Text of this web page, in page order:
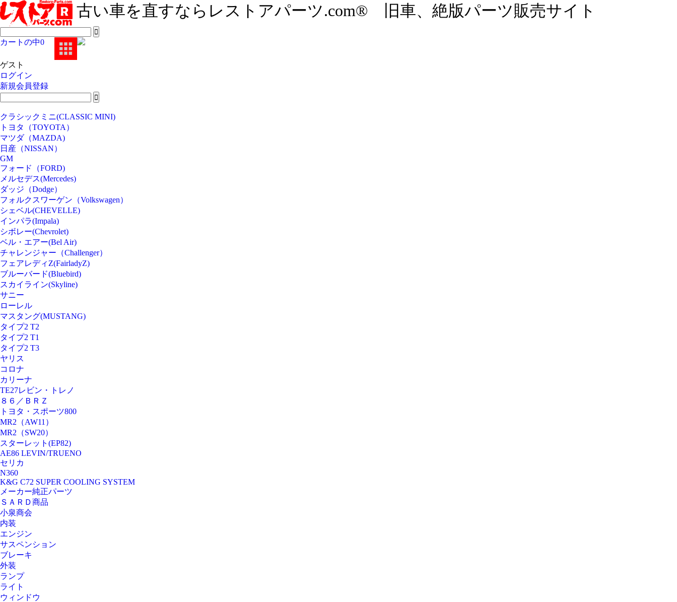
古い車を直すならレストアパーツ.com® 旧車、絶版パーツ販売サイト
カートの中0
ゲスト
ログイン
新規会員登録
クラシックミニ(CLASSIC MINI)
トヨタ（TOYOTA）
マツダ（MAZDA)
日産（NISSAN）
GM
フォード（FORD)
メルセデス(Mercedes)
ダッジ（Dodge）
フォルクスワーゲン（Volkswagen）
シェベル(CHEVELLE)
インパラ(Impala)
シボレー(Chevrolet)
ベル・エアー(Bel Air)
チャレンジャー（Challenger）
フェアレディZ(FairladyZ)
ブルーバード(Bluebird)
スカイライン(Skyline)
サニー
ローレル
マスタング(MUSTANG)
タイプ2 T2
タイプ2 T1
タイプ2 T3
ヤリス
コロナ
カリーナ
TE27レビン・トレノ
８６／ＢＲＺ
トヨタ・スポーツ800
MR2（AW11）
MR2（SW20）
スターレット(EP82)
AE86 LEVIN/TRUENO
セリカ
N360
K&G C72 SUPER COOLING SYSTEM
メーカー純正パーツ
ＳＡＲＤ商品
小泉商会
内装
エンジン
サスペンション
ブレーキ
外装
ランプ
ライト
ウィンドウ